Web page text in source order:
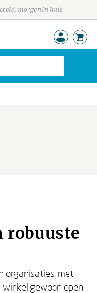
morgen in huis
robuuste
organisaties, met
gewoon open